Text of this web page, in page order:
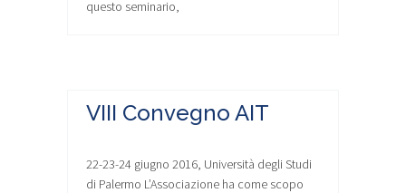
questo seminario,
VIII Convegno AIT
22-23-24 giugno 2016, Università degli Studi
di Palermo L’Associazione ha come scopo